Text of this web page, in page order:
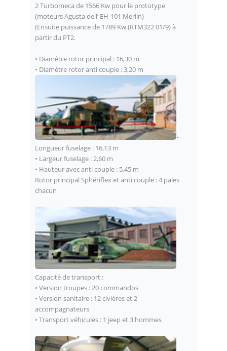
2 Turbomeca de 1566 Kw pour le prototype
(moteurs Agusta de l’ EH-101 Merlin)
(Ensuite puissance de 1789 Kw (RTM322 01/9) à
partir du PT2.
• Diamètre rotor principal : 16,30 m
• Diamètre rotor anti couple : 3,20 m
•
Longueur fuselage : 16,13 m
• Largeur fuselage : 2,60 m
• Hauteur avec anti couple : 5,45 m
Rotor principal Sphériflex et anti couple : 4 pales
chacun
Capacité de transport :
• Version troupes : 20 commandos
• Version sanitaire : 12 civières et 2
accompagnateurs
• Transport véhicules : 1 jeep et 3 hommes